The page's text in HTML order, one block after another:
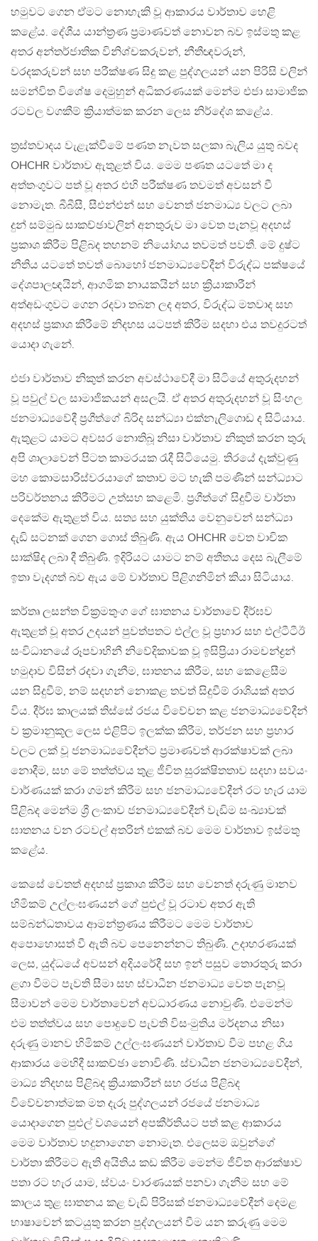
හමුවට ගෙන ඒමට නොහැකි වූ ආකාරය වාර්තාව හෙළි
කළේය. දේශීය යාන්ත්‍රණ ප්‍රමාණවත් නොවන බව ඉස්මතු කළ
අතර අන්තර්ජාතික විනිශ්චකරුවන්, නීතීඥවරුන්,
වරදකරුවන් සහ පරීක්ෂණ සිදු කළ පුද්ගලයන් යන පිරිසි වලින්
සමන්විත විශේෂ දෙමුහුන් අධිකරණයක් මෙන්ම එජා සාමාජික
රටවල වගකීම් ක්‍රියාත්මක කරන ලෙස නිර්දේශ කළේය.
ත්‍රස්තවාදය වැළැක්වීමේ පණත නැවත සලකා බැලිය යුතු බවද
OHCHR වාර්තාව ඇතුළත් විය. මෙම පණත යටතේ මා ද
අත්තංගුවට පත් වූ අතර එහි පරීක්ෂණ තවමත් අවසන් වී
නොමැත. බීබීසී, සීඑන්එන් සහ වෙනත් ජනමාධ්‍ය වලට ලබා
දුන් සම්මුඛ සාකච්ඡාවලින් අනතුරුව මා වෙත පැනවූ අදහස්
ප්‍රකාශ කිරීම පිළිබද තහනම් නියෝගය තවමත් පවතී. මේ දුෂ්ට
නීතිය යටතේ තවත් බොහෝ ජනමාධ්‍යවේදීන් විරුද්ධ පක්ෂයේ
දේශපාලඥයින්, ආගමික නායකයින් සහ ක්‍රියාකාරීන්
අත්අඩංගුවට ගෙන රදවා තබන ලද අතර, විරුද්ධ මතවාද සහ
අදහස් ප්‍රකාශ කිරීමේ නිදහස යටපත් කිරීම සදහා එය තවදුරටත්
යොදා ගැනේ.
එජා වාර්තාව නිකුත් කරන අවස්ථාවේදී මා සිටියේ අතුරුදහන්
වූ පවුල් වල සාමාජිකයන් අසලයි. ඒ අතර අතුරුදහන් වූ සිංහල
ජනමාධ්‍යවේදී ප්‍ර‍ගීත්ගේ බිරිද සන්ධ්‍යා එක්නැලිගොඩ ද සිටියාය.
ඇතුළට යාමට අවසර නොතිබූ නිසා වාර්තාව නිකුත් කරන තුරු
අපි ශාලාවෙන් පිටත කාමරයක රැදී සිටියෙමු. තිරයේ දැක්වුණු
මහ කොමසාරිස්වරයාගේ කතාව මට හැකි පමණින් සන්ධ්‍යාට
පරිවර්තනය කිරීමට උත්සහ කළෙමි. ප්‍රගීත්ගේ සිදුවීම වාර්තා
දෙකේම ඇතුළත් විය. සත්‍ය සහ යුක්තිය වෙනුවෙන් සන්ධ්‍යා
දැඩි සටනක් ගෙන ගොස් තිබුණි. ඇය OHCHR වෙත වාචික
සාක්ෂිද ලබා දී තිබුණි. ඉදිරියට යාමට නම් අතීතය දෙස බැලීමේ
ඉතා වැදගත් බව ඇය මේ වාර්තාව පිළිගනිමින් කියා සිටියාය.
කර්තෘ ලසන්ත වික්‍රමතුංග ගේ ඝාතනය වාර්තාවේ දීර්ඝව
ඇතුළත් වූ අතර උදයන් පුවත්පතට එල්ල වූ ප්‍රහාර සහ එල්ටීටීඊ
සංවිධානයේ රූපවාහිනී නිවේදිකාවක වූ ඉසිප්‍රියා රාමචන්ද්‍රන්
හමුදාව විසින් රදවා ගැනීම, ඝාතනය කිරීම, සහ කෙළෙසීම
යන සිදුවීම්, නම් සදහන් නොකළ තවත් සිදුවීම් රාශියක් අතර
විය. දීර්ඝ කාලයක් තිස්සේ රජය විවේචන කළ ජනමාධ්‍යවේදීන්
ව ක්‍රමානුකූල ලෙස එළිපිට ඉලක්ක කිරීම, තර්ජන සහ ප්‍රහාර
වලට ලක් වූ ජනමාධ්‍යවේදීන්ට ප්‍රමාණවත් ආරක්ෂාවක් ලබා
නොදීම, සහ මේ තත්ත්වය තුළ ජීවිත සුරක්ෂිතතාව සදහා සවයං
වාර්ණයක් කරා ගමන් කිරීම සහ ජනමාධ්‍යවේදීන් රට හැර යාම
පිළිබද මෙන්ම ශ්‍රී ලංකාව ජනමාධ්‍යවේදීන් වැඩිම සංඛ්‍යාවක්
ඝාතනය වන රටවල් අතරින් එකක් බව මෙම වාර්තාව ඉස්මතු
කළේය.
කෙසේ වෙතත් අදහස් ප්‍රකාශ කිරීම සහ වෙනත් දරුණු මානව
හිමිකම් උල්ලංඝණයන් ගේ පුළුල් වූ රටාව අතර ඇති
සම්බන්ධතාවය ආමන්ත්‍රණය කිරීමට මෙම වාර්තාව
අපොහොසත් වී ඇති බව පෙනෙන්නට තිබුණි. උදාහරණයක්
ලෙස, යුද්ධයේ අවසන් අදියරේදී සහ ඉන් පසුව තොරතුරු කරා
ළගා වීමට පැවති සීමා සහ ස්වාධීන ජනමාධ්‍ය වෙත පැනවූ
සීමාවන් මෙම වාර්තාවෙන් අවධාරණය නොවුණි. එමෙන්ම
එම තත්ත්වය සහ පොදුවේ පැවති විසංමුතිය මර්දනය නිසා
දරුණු මානව හිමිකම් උල්ලංඝණයන් වාර්තාව වීම පහළ ගිය
ආකාරය මෙහිදී සාකච්ඡා නොවිණි. ස්වාධීන ජනමාධ්‍යවේදීන්,
මාධ්‍ය නිදහස පිළිබද ක්‍රියාකාරීන් සහ රජය පිළිබද
විවේචනාත්මක මත දැරූ පුද්ගලයන් රජයේ ජනමාධ්‍ය
යොදාගෙන පුළුල් වශයෙන් අපකීර්තියට පත් කළ ආකාරය
මෙම වාර්තාව හදුනාගෙන නොමැත. එලෙසම ඔවුන්ගේ
වාර්තා කිරීමට ඇති අයිතිය කඩ කිරීම මෙන්ම ජීවිත ආරක්ෂාව
පතා රට හැර යාම, ස්වයං වාරණයක් පනවා ගැනීම සහ මේ
කාලය තුළ ඝාතනය කළ වැඩි පිරිසක් ජනමාධ්‍යවේදීන් දෙමළ
භාෂාවෙන් කටයුතු කරන පුද්ගලයන් වීම යන කරුණු මෙම